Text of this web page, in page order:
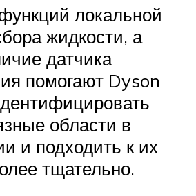
локальной
жидкости, а
датчика
помогают Dyson
области в
и подходить к их
тщательно.